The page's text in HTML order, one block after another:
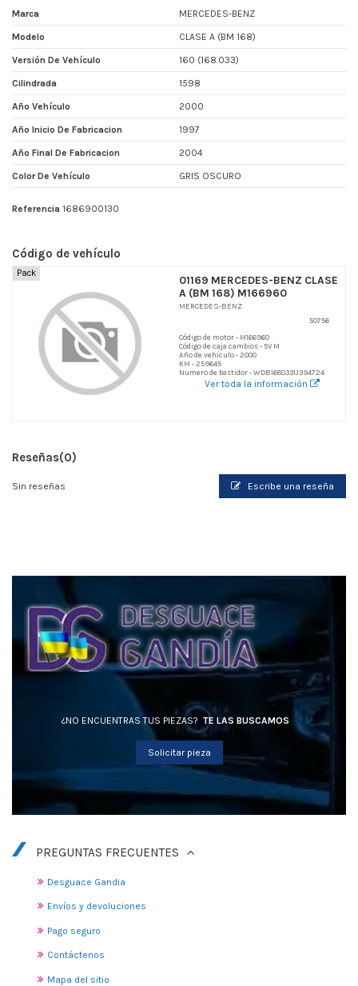
Marca MERCEDES-BENZ
Modelo CLASE A (BM 168)
Versión De Vehículo 160 (168.033)
Cilindrada 1598
Año Vehículo 2000
Año Inicio De Fabricacion 1997
Año Final De Fabricacion 2004
Color De Vehículo GRIS OSCURO
Referencia 1686900130
Código de vehículo
Pack
01169 MERCEDES-BENZ CLASE
A (BM 168) M166960
MERCEDES-BENZ
50756
Código de motor - M166960
Código de caja cambios - 5V M
Año de vehículo - 2000
KM - 259645
Numero de bastidor - WDB1680331J394724
Ver toda la información
Reseñas(0)
Sin reseñas Escribe una reseña
¿NO ENCUENTRAS TUS PIEZAS? TE LAS BUSCAMOS
Solicitar pieza
PREGUNTAS FRECUENTES
Desguace Gandia
Envíos y devoluciones
Pago seguro
Contáctenos
Mapa del sitio